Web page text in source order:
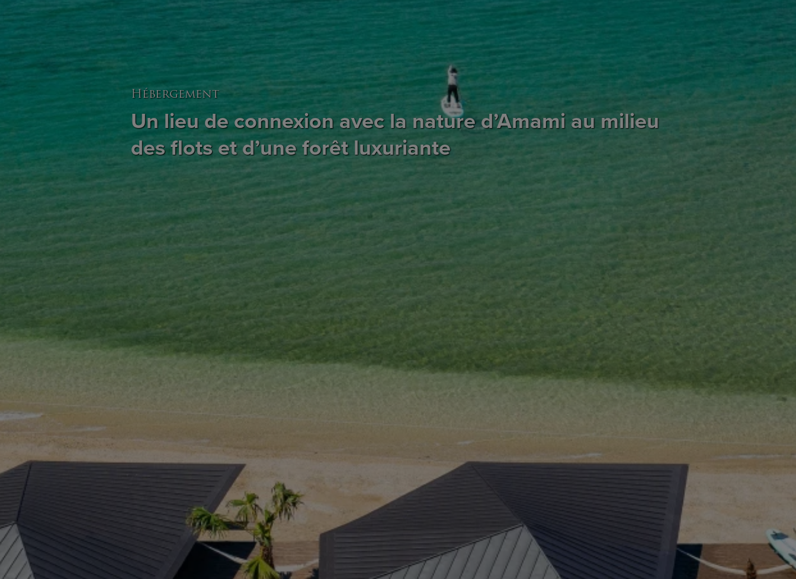
Hébergement
Un lieu de connexion avec la nature d’Amami au milieu
des flots et d’une forêt luxuriante